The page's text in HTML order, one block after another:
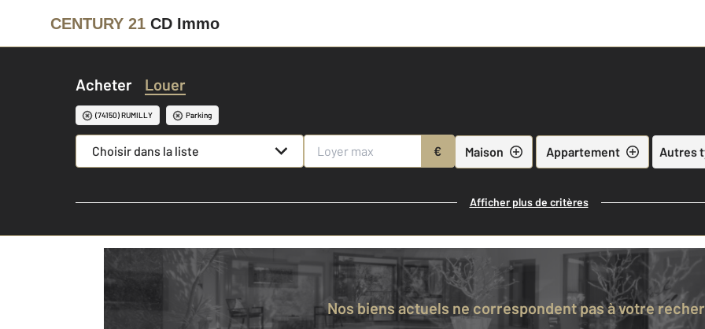
CENTURY 21 CD Immo
Acheter Louer
(74150) RUMILLY Parking
Choisir dans la liste € Maison Appartement Autres
Afficher plus de critères
Nos biens actuels ne correspondent pas à votre